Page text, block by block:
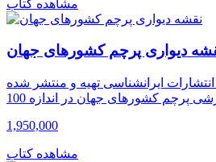
مشاهده کتاب
دیواری پرچم کشورهای جهان
ایرانشناسی تهیه و منتشر شده
1,950,000
مشاهده کتاب